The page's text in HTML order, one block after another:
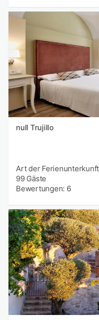
null Trujillo
Art der
99 Gäste
Bewertungen: 6